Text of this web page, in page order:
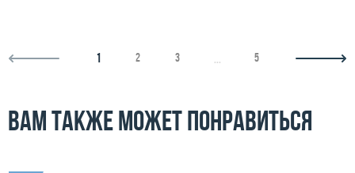
1 2 3 ... 5
Вам также может понравиться